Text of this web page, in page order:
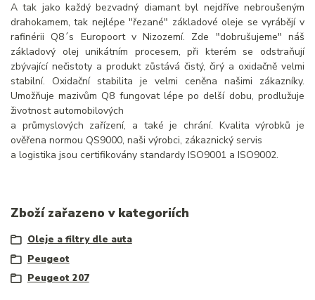
A tak jako každý bezvadný diamant byl nejdříve nebroušeným
drahokamem, tak nejlépe "řezané" základové oleje se vyrábějí v
rafinérii Q8´s Europoort v Nizozemí. Zde "dobrušujeme" náš
základový olej unikátním procesem, při kterém se odstraňují
zbývající nečistoty a produkt zůstává čistý, čirý a oxidačně velmi
stabilní. Oxidační stabilita je velmi ceněna našimi zákazníky.
Umožňuje mazivům Q8 fungovat lépe po delší dobu, prodlužuje
životnost automobilových
a průmyslových zařízení, a také je chrání. Kvalita výrobků je
ověřena normou QS9000, naši výrobci, zákaznický servis
a logistika jsou certifikovány standardy ISO9001 a ISO9002.
Zboží zařazeno v kategoriích
Oleje a filtry dle auta
Peugeot
Peugeot 207